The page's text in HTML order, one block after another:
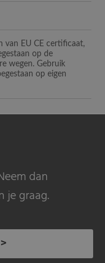
van EU CE certificaat,
op de
wegen. Gebruik
op eigen
dan
je graag.